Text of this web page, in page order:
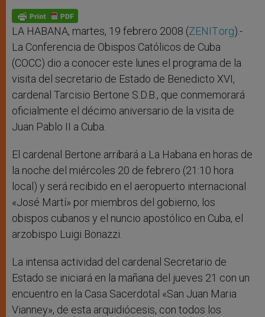
p
p
g
e
r
o
k
LA HABANA, martes, 19 febrero 2008 (ZENIT.org).-
La Conferencia de Obispos Católicos de Cuba
(COCC) dio a conocer este lunes el programa de la
visita del secretario de Estado de Benedicto XVI,
cardenal Tarcisio Bertone S.D.B., que conmemorará
oficialmente el décimo aniversario de la visita de
Juan Pablo II a Cuba.
El cardenal Bertone arribará a La Habana en horas de
la noche del miércoles 20 de febrero (21:10 hora
local) y será recibido en el aeropuerto internacional
«José Martí» por miembros del gobierno, los
obispos cubanos y el nuncio apostólico en Cuba, el
arzobispo Luigi Bonazzi.
La intensa actividad del cardenal Secretario de
Estado se iniciará en la mañana del jueves 21 con un
encuentro en la Casa Sacerdotal «San Juan Maria
Vianney», de esta arquidiócesis, con todos los